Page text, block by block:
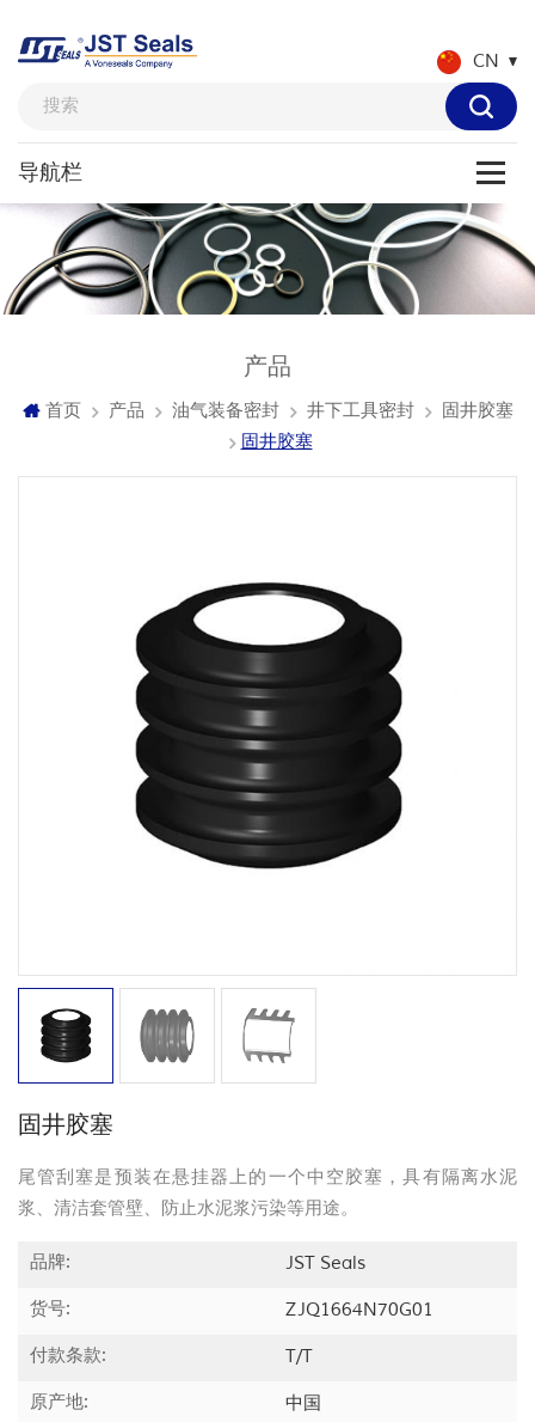
CN
产品
首页 产品 油气装备密封 井下工具密封
固井胶塞
固井胶塞
固井胶塞
尾管刮塞是预装在悬挂器上的一个中空胶塞，具有隔离水泥
浆、清洁套管壁、防止水泥浆污染等用途。
品牌:
JST Seals
货号:
ZJQ1664N70G01
付款条款:
T/T
原产地:
中国